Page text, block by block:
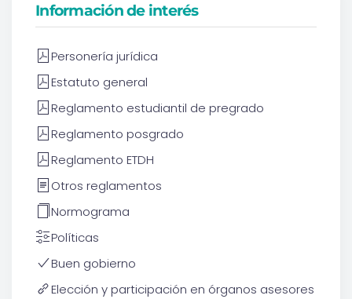
Información de interés
Personería jurídica
Estatuto general
Reglamento estudiantil de pregrado
Reglamento posgrado
Reglamento ETDH
Otros reglamentos
Normograma
Políticas
Buen gobierno
Elección y participación en órganos asesores